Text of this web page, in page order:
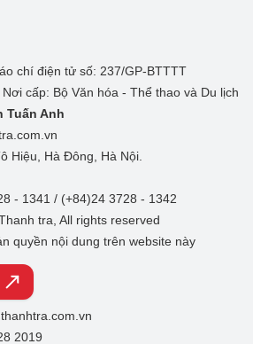
chí điện tử số: 237/GP-BTTTT
cấp: Bộ Văn hóa - Thể thao và Du lịch
Tuấn Anh
Hiệu, Hà Đông, Hà Nội.
- 1341 / (+84)24 3728 - 1342
tra, All rights reserved
quyền nội dung trên website này
2019